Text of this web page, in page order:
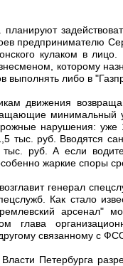
предпринимателю
кулаком в лицо.
которому
выполнять либо в
движения
минимальный
нарушения:
тыс. руб. Вводятся
руб. А если
жаркие споры
генерал
Как стало
арсенал"
связанному с
Петербурга